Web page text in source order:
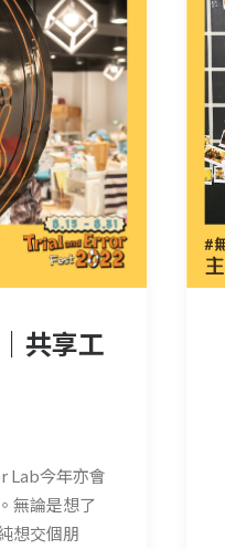
共享工
Lab今年亦會
無論是想了
想交個朋